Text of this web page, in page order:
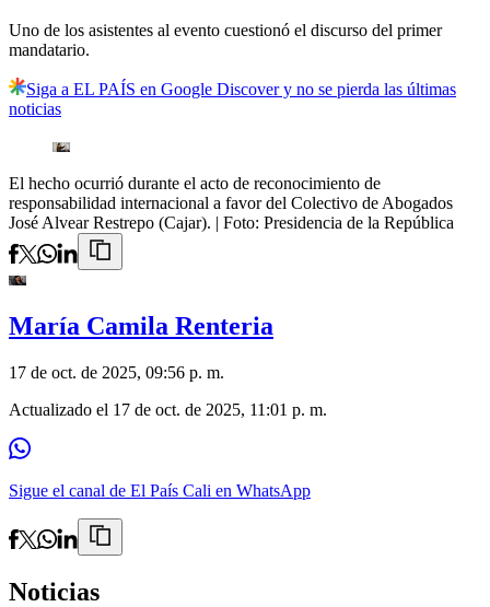
Uno de los asistentes al evento cuestionó el discurso del primer
mandatario.
Siga a EL PAÍS en Google Discover y no se pierda las últimas
noticias
El hecho ocurrió durante el acto de reconocimiento de
responsabilidad internacional a favor del Colectivo de Abogados
José Alvear Restrepo (Cajar). | Foto: Presidencia de la República
María Camila Renteria
17 de oct. de 2025, 09:56 p. m.
Actualizado el 17 de oct. de 2025, 11:01 p. m.
Sigue el canal de El País Cali en WhatsApp
Noticias